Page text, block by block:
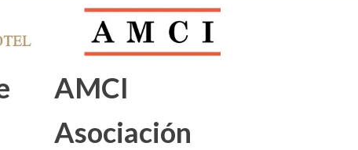
AMCI
Asociación